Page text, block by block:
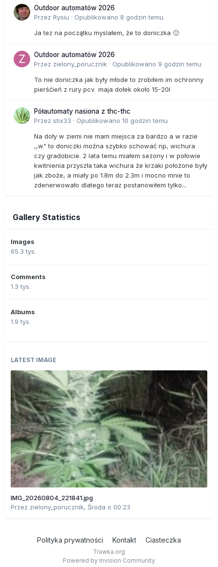
Outdoor automatów 2026
Przez Rysiu · Opublikowano 8 godzin temu
Ja tez na początku myslałem, że to doniczka 🙂
Outdoor automatów 2026
Przez zielony_porucznik · Opublikowano 9 godzin temu
To nie doniczka jak były młode to zrobiłem im ochronny
pierśćień z rury pcv maja dołek około 15-20l
Półautomaty nasiona z thc-thc
Przez stix33 · Opublikowano 10 godzin temu
Na doły w ziemi nie mam miejsca za bardzo a w razie
,,w" to doniczki można szybko schować np, wichura
czy gradobicie. 2 lata temu miałem sezony i w połowie
kwitnienia przyszła taka wichura że krzaki położone były
jak zboże, a miały po 1.8m do 2.3m i mocno mnie to
zdenerwowało dlatego teraz postanowiłem tylko...
Gallery Statistics
Images
65.3 tys.
Comments
1.3 tys.
Albums
1.9 tys.
LATEST IMAGE
IMG_20260804_221841.jpg
Przez zielony_porucznik, Środa o 00:23
Polityka prywatności Kontakt Ciasteczka
Trawka.org
Powered by Invision Community